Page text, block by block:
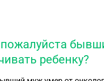
ребенку?